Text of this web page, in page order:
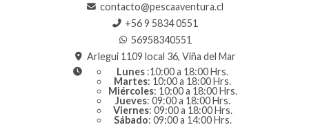
contacto@pescaaventura.cl
+56 9 5834 0551
56958340551
Arlegui 1109 local 36, Viña del Mar
Lunes :10:00 a 18:00 Hrs.
Martes: 10:00 a 18:00 Hrs.
Miércoles: 10:00 a 18:00 Hrs.
Jueves: 09:00 a 18:00 Hrs.
Viernes: 09:00 a 18:00 Hrs.
Sábado: 09:00 a 14:00 Hrs.